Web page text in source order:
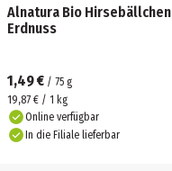
Alnatura Bio Hirsebällchen
Erdnuss
1,49 € / 75 g
19,87 € / 1 kg
Online verfügbar
In die Filiale lieferbar